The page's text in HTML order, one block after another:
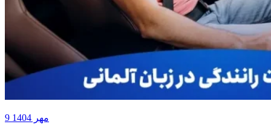
9 مهر 1404